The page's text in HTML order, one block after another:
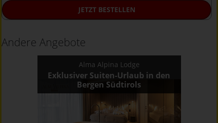
JETZTBESTELLEN
Andere Angebote
Alma Alpina Lodge
Exklusiver Suiten-Urlaub in den
Bergen Südtirols